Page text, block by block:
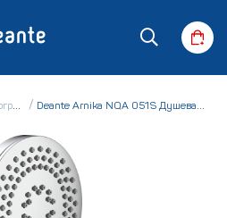
Deante Arnika NQA 051S Душевая лейка